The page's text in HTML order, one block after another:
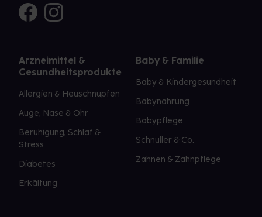
Arzneimittel &
Gesundheitsprodukte
Allergien & Heuschnupfen
Auge, Nase & Ohr
Beruhigung, Schlaf &
Stress
Diabetes
Erkältung
Baby & Familie
Baby & Kindergesundheit
Babynahrung
Babypflege
Schnuller & Co.
Zahnen & Zahnpflege